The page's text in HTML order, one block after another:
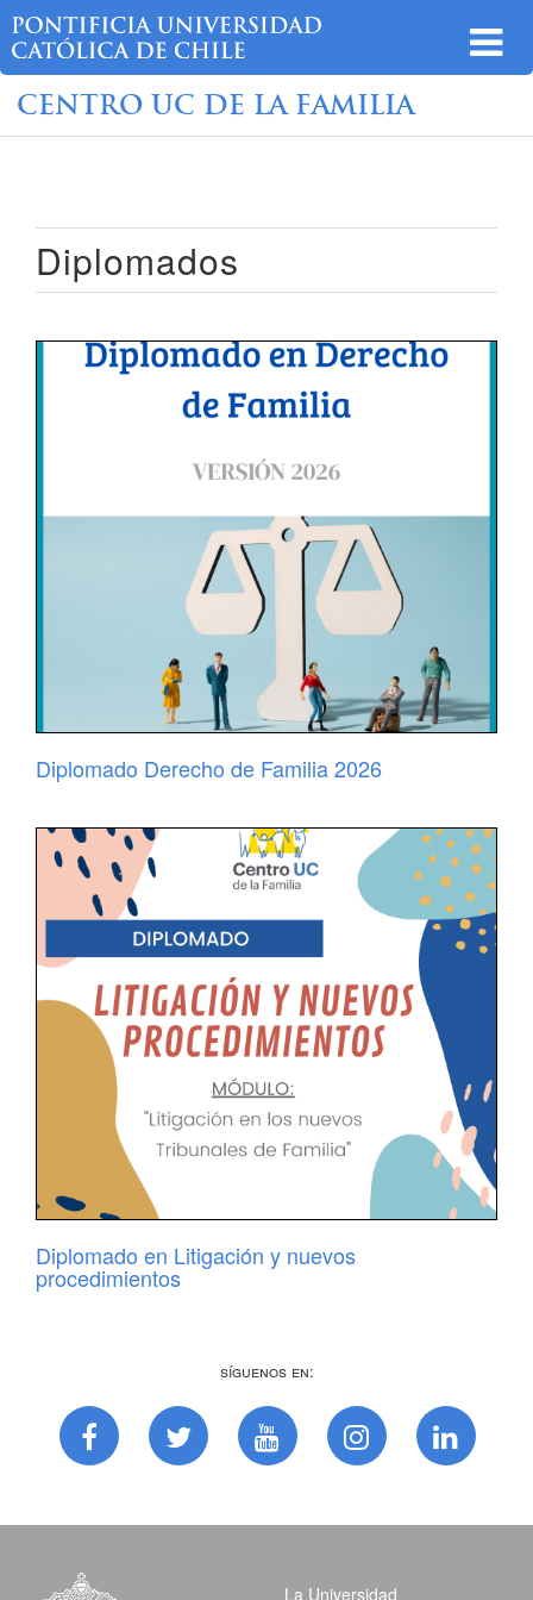
CENTRO UC DE LA FAMILIA
Diplomados
Diplomado Derecho de Familia 2026
Diplomado en Litigación y nuevos
procedimientos
Síguenos en:
La Universidad